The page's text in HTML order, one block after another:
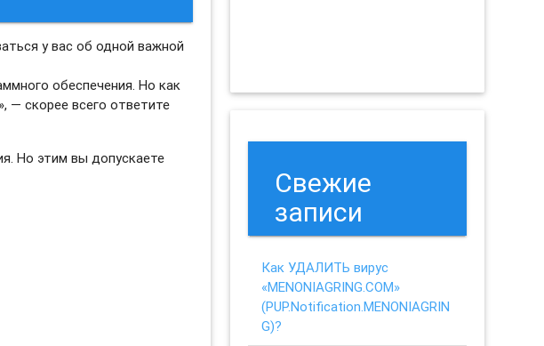
у вас об одной важной
обеспечения. Но как
скорее всего ответите
Но этим вы допускаете
Свежие
записи
Как УДАЛИТЬ вирус
«MENONIAGRING.COM»
(PUP.Notification.MENONIAGRIN
G)?